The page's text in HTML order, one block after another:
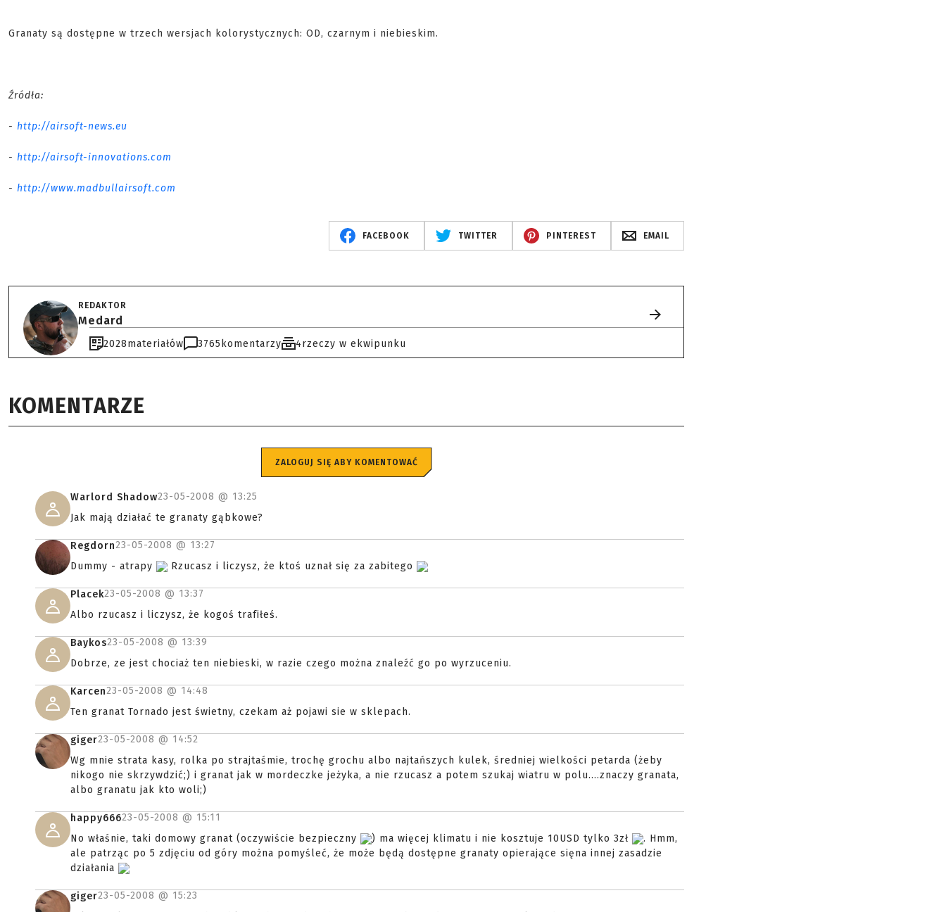
Granaty są dostępne w trzech wersjach kolorystycznych: OD, czarnym i niebieskim.
Źródła:
- http://airsoft-news.eu
- http://airsoft-innovations.com
- http://www.madbullairsoft.com
FACEBOOK TWITTER PINTEREST EMAIL
REDAKTOR
Medard
2028materiałów 3765 komentarzy 4rzeczy w ekwipunku
KOMENTARZE
ZALOGUJ SIĘ ABY KOMENTOWAĆ
Warlord Shadow23-05-2008 @ 13:25
Jak mają działać te granaty gąbkowe?
Regdorn23-05-2008 @ 13:27
Dummy - atrapy
Rzucasz i liczysz, że ktoś uznał się za zabitego
Placek23-05-2008 @ 13:37
Albo rzucasz i liczysz, że kogoś trafiłeś.
Baykos23-05-2008 @ 13:39
Dobrze, ze jest chociaż ten niebieski, w razie czego można znaleźć go po wyrzuceniu.
Karcen23-05-2008 @ 14:48
Ten granat Tornado jest świetny, czekam aż pojawi sie w sklepach.
giger23-05-2008 @ 14:52
Wg mnie strata kasy, rolka po strajtaśmie, trochę grochu albo najtańszych kulek, średniej wielkości petarda (żeby
nikogo nie skrzywdzić;) i granat jak w mordeczke jeżyka, a nie rzucasz a potem szukaj wiatru w polu....znaczy granata,
albo granatu jak kto woli;)
happy66623-05-2008 @ 15:11
No właśnie, taki domowy granat (oczywiście bezpieczny
) ma więcej klimatu i nie kosztuje 10USD tylko 3zł
. Hmm,
ale patrząc po 5 zdjęciu od góry można pomyśleć, że może będą dostępne granaty opierające sięna innej zasadzie
działania
giger23-05-2008 @ 15:23